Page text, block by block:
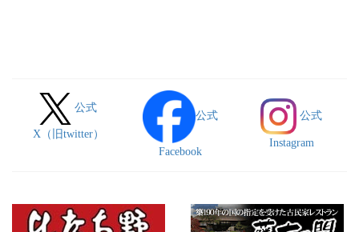
公式
X（旧twitter）
公式
Facebook
公式
Instagram